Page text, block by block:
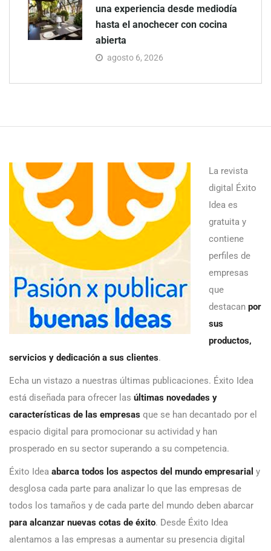
una experiencia desde mediodía
hasta el anochecer con cocina
abierta
agosto 6, 2026
La revista
digital Éxito
Idea es
gratuita y
contiene
perfiles de
empresas
que
destacan por
sus
productos,
servicios y dedicación a sus clientes.
Echa un vistazo a nuestras últimas publicaciones. Éxito Idea
está diseñada para ofrecer las últimas novedades y
características de las empresas que se han decantado por el
espacio digital para promocionar su actividad y han
prosperado en su sector superando a su competencia.
Éxito Idea abarca todos los aspectos del mundo empresarial y
desglosa cada parte para analizar lo que las empresas de
todos los tamaños y de cada parte del mundo deben abarcar
para alcanzar nuevas cotas de éxito. Desde Éxito Idea
alentamos a las empresas a aumentar su presencia digital